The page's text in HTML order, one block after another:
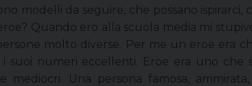
modelli da seguire, che possano ispirarci,
Quando ero alla scuola media mi
molto diverse. Per me un eroe era
suoi numeri eccellenti. Eroe era uno che
mediocri. Una persona famosa,